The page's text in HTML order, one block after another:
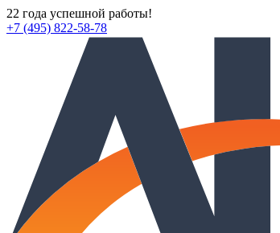
22 года успешной работы!
+7 (495) 822-58-78